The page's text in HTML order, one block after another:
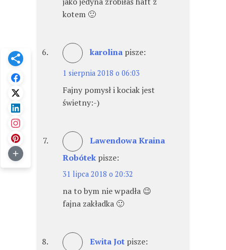
kotem 🙂
karolina pisze:
1 sierpnia 2018 o 06:03
Fajny pomysł i kociak jest
świetny:-)
Lawendowa Kraina
Robótek pisze:
31 lipca 2018 o 20:32
na to bym nie wpadła 😉
fajna zakładka 🙂
Ewita Jot pisze: